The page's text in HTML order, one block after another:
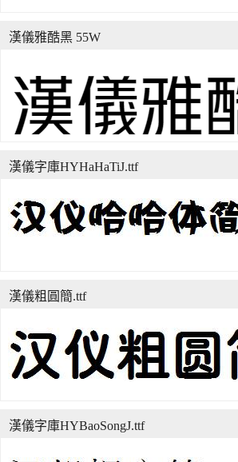
漢儀雅酷黑 55W
漢儀字庫HYHaHaTiJ.ttf
漢儀粗圓簡.ttf
漢儀字庫HYBaoSongJ.ttf